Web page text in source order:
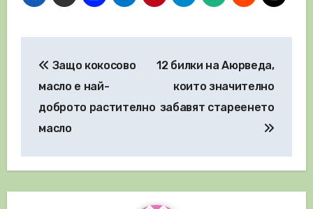
Защо кокосово
масло е най-
доброто растително
масло
12 билки на Аюрведа,
които значително
забавят стареенето